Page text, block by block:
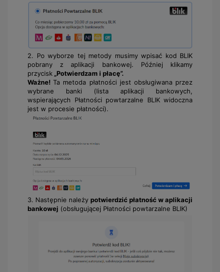
2. Po wyborze tej metody musimy wpisać kod BLIK
pobrany z aplikacji bankowej. Później klikamy
przycisk „Potwierdzam i płacę”.
Ważne!Ta metoda płatności jest obsługiwana przez
wybrane banki (lista aplikacji bankowych,
wspierających Płatności powtarzalne BLIK widoczna
jest w procesie płatności).
3. Następnie należy potwierdzić płatność w aplikacji
bankowej (obsługującej Płatności powtarzalne BLIK)